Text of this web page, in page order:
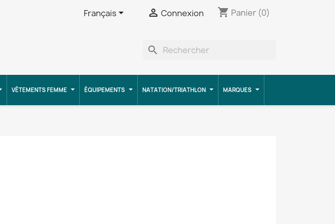
Français  Connexion shopping_cart Panier (0)
search
VÊTEMENTS FEMME ÉQUIPEMENTS NATATION/TRIATHLON MARQUES